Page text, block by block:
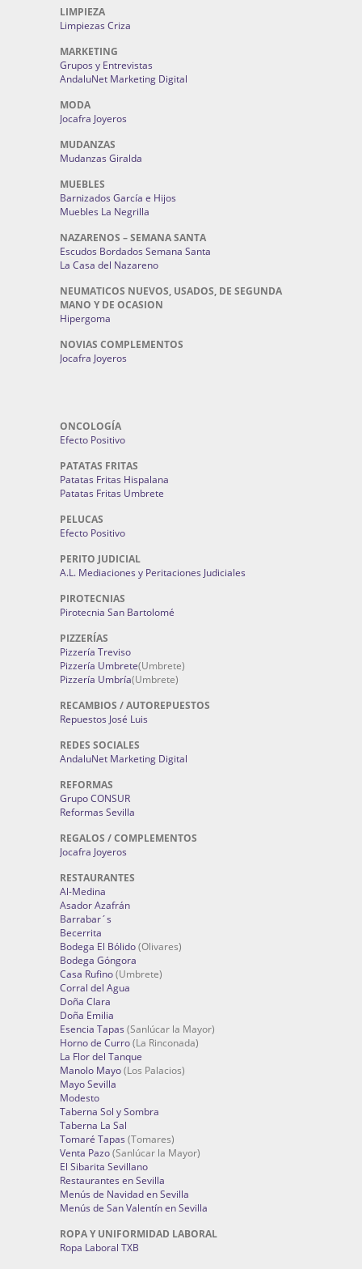
LIMPIEZA
Limpiezas Criza
MARKETING
Grupos y Entrevistas
AndaluNet Marketing Digital
MODA
Jocafra Joyeros
MUDANZAS
Mudanzas Giralda
MUEBLES
Barnizados García e Hijos
Muebles La Negrilla
NAZARENOS – SEMANA SANTA
Escudos Bordados Semana Santa
La Casa del Nazareno
NEUMATICOS NUEVOS, USADOS, DE SEGUNDA
MANO Y DE OCASION
Hipergoma
NOVIAS COMPLEMENTOS
Jocafra Joyeros
ONCOLOGÍA
Efecto Positivo
PATATAS FRITAS
Patatas Fritas Hispalana
Patatas Fritas Umbrete
PELUCAS
Efecto Positivo
PERITO JUDICIAL
A.L. Mediaciones y Peritaciones Judiciales
PIROTECNIAS
Pirotecnia San Bartolomé
PIZZERÍAS
Pizzería Treviso
Pizzería Umbrete(Umbrete)
Pizzería Umbría(Umbrete)
RECAMBIOS / AUTOREPUESTOS
Repuestos José Luis
REDES SOCIALES
AndaluNet Marketing Digital
REFORMAS
Grupo CONSUR
Reformas Sevilla
REGALOS / COMPLEMENTOS
Jocafra Joyeros
RESTAURANTES
Al-Medina
Asador Azafrán
Barrabar´s
Becerrita
Bodega El Bólido(Olivares)
Bodega Góngora
Casa Rufino(Umbrete)
Corral del Agua
Doña Clara
Doña Emilia
Esencia Tapas (Sanlúcar la Mayor)
Horno de Curro(La Rinconada)
La Flor del Tanque
Manolo Mayo(Los Palacios)
Mayo Sevilla
Modesto
Taberna Sol y Sombra
Taberna La Sal
Tomaré Tapas (Tomares)
Venta Pazo(Sanlúcar la Mayor)
El Sibarita Sevillano
Restaurantes en Sevilla
Menús de Navidad en Sevilla
Menús de San Valentín en Sevilla
ROPA Y UNIFORMIDAD LABORAL
Ropa Laboral TXB